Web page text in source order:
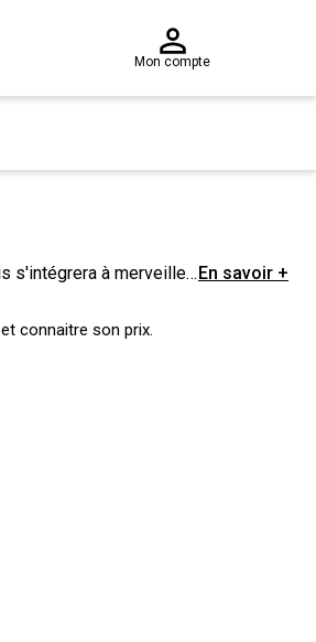
Mon compte
s'intégrera à merveille
plus, modernisez et
En savoir +
connaitre son prix.